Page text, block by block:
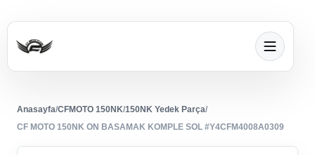
Anasayfa/CFMOTO 150NK/150NK Yedek Parça/
CF MOTO 150NK ON BASAMAK KOMPLE SOL #Y4CFM4008A0309